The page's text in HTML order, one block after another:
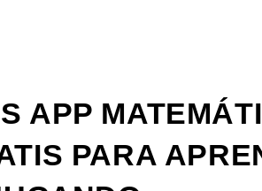
APP
PARA